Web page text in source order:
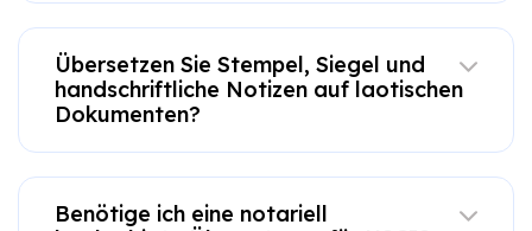
Übersetzen Sie Stempel, Siegel und
handschriftliche Notizen auf laotischen
Dokumenten?
Benötige ich eine notariell